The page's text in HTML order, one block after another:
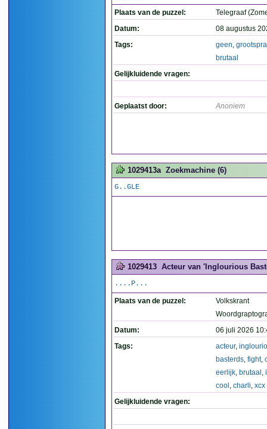
Plaats van de puzzel:
Telegraaf
Datum:
08 augustus
Tags:
geen,
brutaal
Gelijkluidende vragen:
Geplaatst door: Anoniem
1029413a Zoekmachine (6)
G..GLE
1029413 Acteur van 'Inglourious
....P...
Plaats van de puzzel:
Volkskrant
Datum:
06 juli 2026
Tags:
acteur,
basterds, fight,
eerlijk, brutaal ,
cool , charli, xcx
Gelijkluidende vragen: